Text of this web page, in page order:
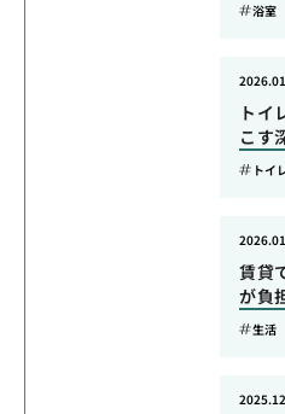
浴室
トイ
こす
トイ
賃貸
が負
生活